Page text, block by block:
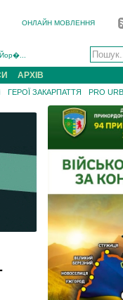
ОНЛАЙН МОВЛЕННЯ
�...
АРХІВ
ГЕРОЇ ЗАКАРПАТТЯ PRO